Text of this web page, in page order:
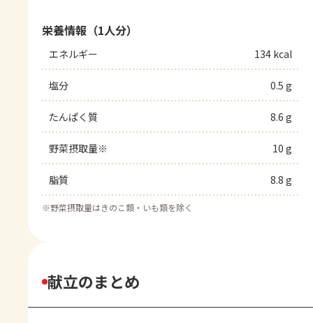
栄養情報（1人分）
エネルギー 134 kcal
塩分 0.5 g
たんぱく質 8.6 g
野菜摂取量※ 10 g
脂質 8.8 g
※野菜摂取量はきのこ類・いも類を除く
献立のまとめ